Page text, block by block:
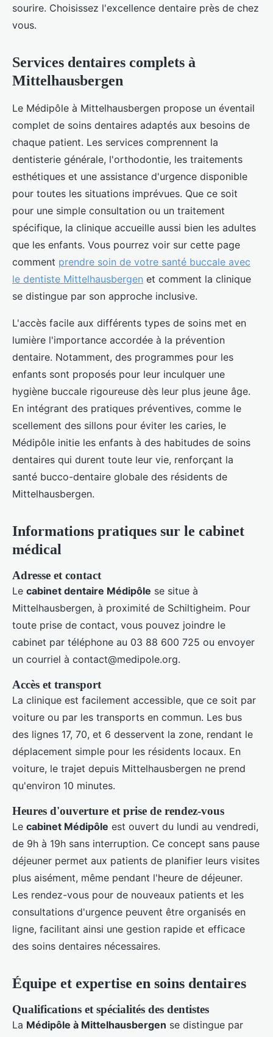
sourire. Choisissez l'excellence dentaire près de chez
vous.
Services dentaires complets à
Mittelhausbergen
Le Médipôle à Mittelhausbergen propose un éventail
complet de soins dentaires adaptés aux besoins de
chaque patient. Les services comprennent la
dentisterie générale, l'orthodontie, les traitements
esthétiques et une assistance d'urgence disponible
pour toutes les situations imprévues. Que ce soit
pour une simple consultation ou un traitement
spécifique, la clinique accueille aussi bien les adultes
que les enfants. Vous pourrez voir sur cette page
comment prendre soin de votre santé buccale avec
le dentiste Mittelhausbergen et comment la clinique
se distingue par son approche inclusive.
L'accès facile aux différents types de soins met en
lumière l'importance accordée à la prévention
dentaire. Notamment, des programmes pour les
enfants sont proposés pour leur inculquer une
hygiène buccale rigoureuse dès leur plus jeune âge.
En intégrant des pratiques préventives, comme le
scellement des sillons pour éviter les caries, le
Médipôle initie les enfants à des habitudes de soins
dentaires qui durent toute leur vie, renforçant la
santé bucco-dentaire globale des résidents de
Mittelhausbergen.
Informations pratiques sur le cabinet
médical
Adresse et contact
Le cabinet dentaire Médipôle se situe à
Mittelhausbergen, à proximité de Schiltigheim. Pour
toute prise de contact, vous pouvez joindre le
cabinet par téléphone au 03 88 600 725 ou envoyer
un courriel à contact@medipole.org.
Accès et transport
La clinique est facilement accessible, que ce soit par
voiture ou par les transports en commun. Les bus
des lignes 17, 70, et 6 desservent la zone, rendant le
déplacement simple pour les résidents locaux. En
voiture, le trajet depuis Mittelhausbergen ne prend
qu'environ 10 minutes.
Heures d'ouverture et prise de rendez-vous
Le cabinet Médipôle est ouvert du lundi au vendredi,
de 9h à 19h sans interruption. Ce concept sans pause
déjeuner permet aux patients de planifier leurs visites
plus aisément, même pendant l'heure de déjeuner.
Les rendez-vous pour de nouveaux patients et les
consultations d'urgence peuvent être organisés en
ligne, facilitant ainsi une gestion rapide et efficace
des soins dentaires nécessaires.
Équipe et expertise en soins dentaires
Qualifications et spécialités des dentistes
La Médipôle à Mittelhausbergen se distingue par